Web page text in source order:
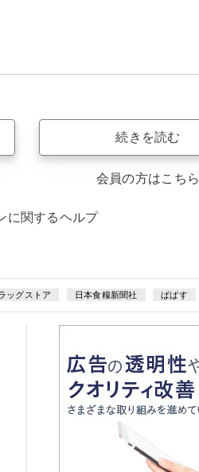
続きを読む
会員の方はこちら
に関するヘルプ
ッグストア 日本食糧新聞社 ぱぱす